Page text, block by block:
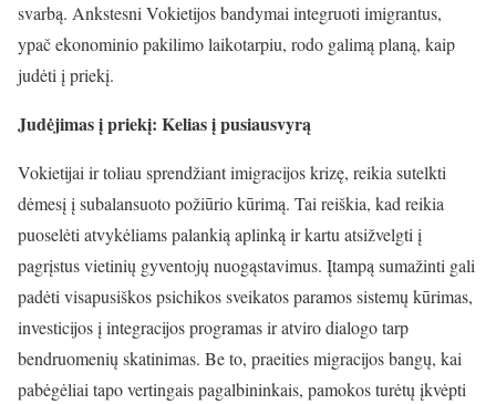
svarbą. Ankstesni Vokietijos bandymai integruoti imigrantus,
ypač ekonominio pakilimo laikotarpiu, rodo galimą planą, kaip
judėti į priekį.
Judėjimas į priekį: Kelias į pusiausvyrą
Vokietijai ir toliau sprendžiant imigracijos krizę, reikia sutelkti
dėmesį į subalansuoto požiūrio kūrimą. Tai reiškia, kad reikia
puoselėti atvykėliams palankią aplinką ir kartu atsižvelgti į
pagrįstus vietinių gyventojų nuogąstavimus. Įtampą sumažinti gali
padėti visapusiškos psichikos sveikatos paramos sistemų kūrimas,
investicijos į integracijos programas ir atviro dialogo tarp
bendruomenių skatinimas. Be to, praeities migracijos bangų, kai
pabėgėliai tapo vertingais pagalbininkais, pamokos turėtų įkvėpti